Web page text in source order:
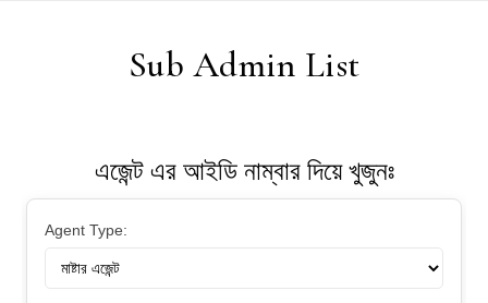
Sub Admin List
এজেন্ট এর আইডি নাম্বার দিয়ে খুজুনঃ
Agent Type: